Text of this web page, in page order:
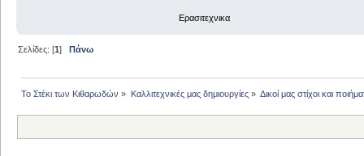
Ερασιτεχνικα
Σελίδες: [1]
Πάνω
Το Στέκι των Κιθαρωδών » Καλλιτεχνικές μας δημιουργίες» Δικοί μας στίχοι και